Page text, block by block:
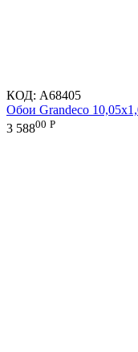
КОД: A68405
Обои Grandeco
3 58800 Р